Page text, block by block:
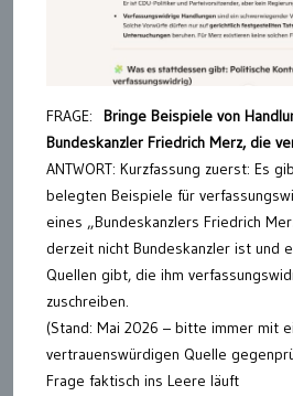
FRAGE:
Bringe Beispiele von
Bundeskanzler Friedrich Merz, die
ANTWORT: Kurzfassung zuerst: Es
belegten Beispiele für
eines „Bundeskanzlers Friedrich
derzeit nicht Bundeskanzler ist und
Quellen gibt, die ihm
zuschreiben.
(Stand: Mai 2026 – bitte immer mit
vertrauenswürdigen Quelle
Frage faktisch ins Leere läuft